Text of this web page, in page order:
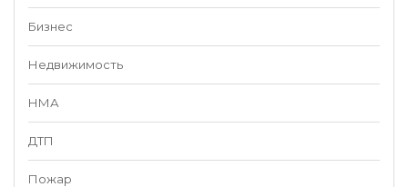
Бизнес
Недвижимость
НМА
ДТП
Пожар